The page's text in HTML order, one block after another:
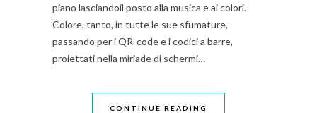
piano lasciandoil posto alla musica e ai colori.
Colore, tanto, in tutte le sue sfumature,
passando per i QR-code e i codici a barre,
proiettati nella miriade di schermi…
CONTINUE READING